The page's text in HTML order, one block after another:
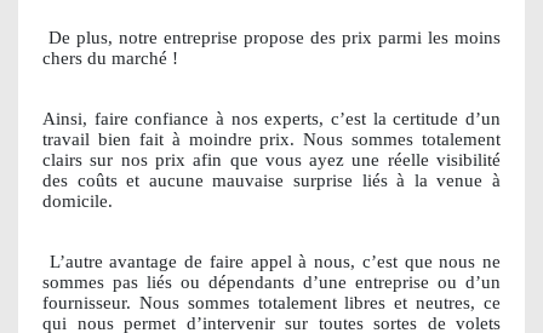
De plus, notre entreprise propose des prix parmi les moins
chers du marché !
Ainsi, faire confiance à nos experts, c’est la certitude d’un
travail bien fait à moindre prix. Nous sommes totalement
clairs sur nos prix afin que vous ayez une réelle visibilité
des coûts et aucune mauvaise surprise liés à la venue à
domicile.
L’autre avantage de faire appel à nous, c’est que nous ne
sommes pas liés ou dépendants d’une entreprise ou d’un
fournisseur. Nous sommes totalement libres et neutres, ce
qui nous permet d’intervenir sur toutes sortes de volets